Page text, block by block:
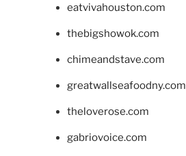
eatvivahouston.com
thebigshowok.com
chimeandstave.com
greatwallseafoodny.com
theloverose.com
gabriovoice.com